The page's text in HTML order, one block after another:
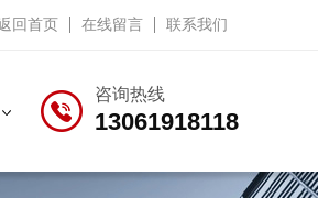
回首页 在线留言 联系我们
咨询热线
13061918118